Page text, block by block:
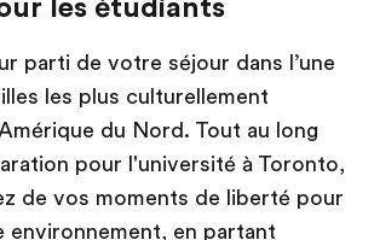
les étudiants
parti de votre séjour dans l’une
les plus culturellement
du Nord. Tout au long
pour l'université à Toronto,
de vos moments de liberté pour
environnement, en partant